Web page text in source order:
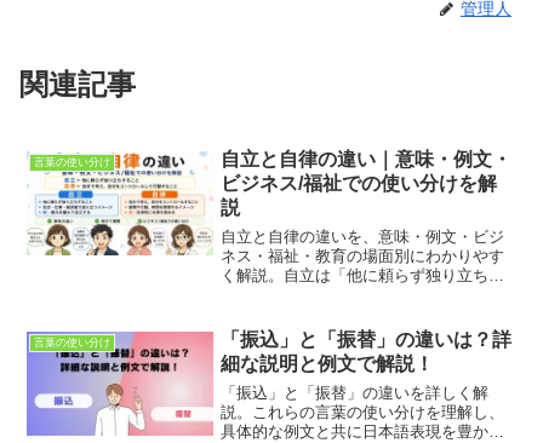
管理人
関連記事
言葉の使い分け
自立と自律の違い｜意味・例文・
ビジネス/福祉での使い分けを解
説
自立と自律の違いを、意味・例文・ビジ
ネス・福祉・教育の場面別にわかりやす
く解説。自立は「他に頼らず独り立ちす
言葉の使い分け
「振込」と「振替」の違いは？詳
細な説明と例文で解説！
「振込」と「振替」の違いを詳しく解
説。これらの言葉の使い分けを理解し、
具体的な例文と共に日本語表現を豊かに